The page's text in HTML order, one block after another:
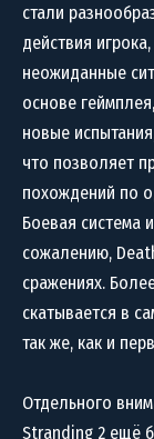
стали
действия
неожиданные
основе
новые
что позволяет
похождений по
Боевая система
сожалению,
сражениях.
скатывается в
так же, как и
Отдельного
Stranding 2 ещё